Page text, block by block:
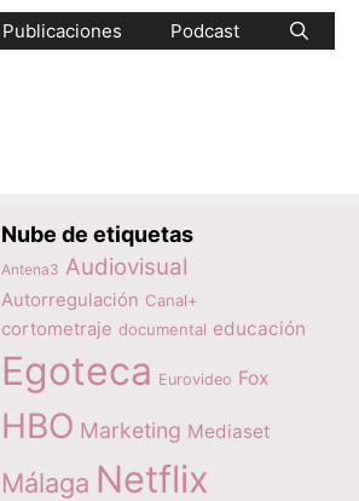
Publicaciones Podcast
Nube de etiquetas
Antena3 Audiovisual
Autorregulación Canal+
cortometraje documental educación
Egoteca Eurovideo Fox
HBO Marketing Mediaset
Málaga Netflix